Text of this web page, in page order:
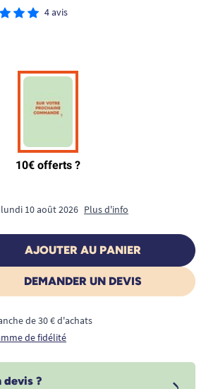
4 avis
10 août 2026 Plus d'info
AJOUTER AU PANIER
DEMANDER UN DEVIS
de 30 € d'achats
de fidélité
devis ?